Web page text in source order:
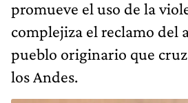
promueve el uso de la
complejiza el reclamo del
pueblo originario que
los Andes.